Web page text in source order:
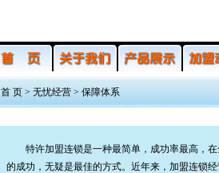
首 页 > 无忧经营> 保障体系
特许加盟连锁是一种最简单，成功率最高，在
的成功，无疑是最佳的方式。近年来，加盟连锁